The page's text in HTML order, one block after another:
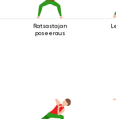
Ratsastajan
poseeraus